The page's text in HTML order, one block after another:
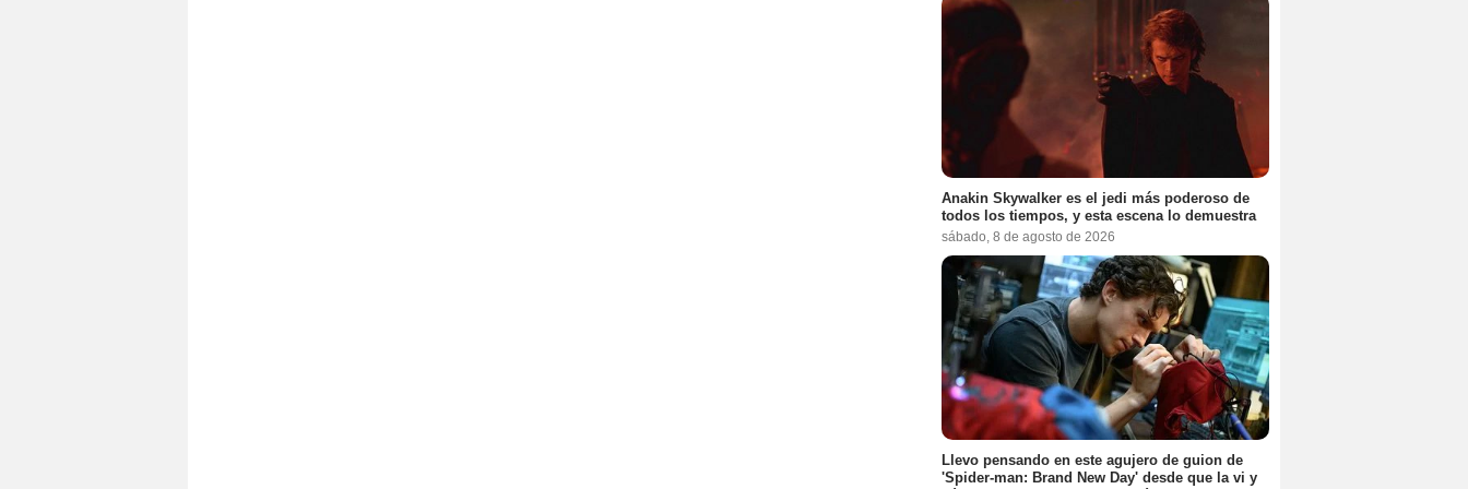
Anakin Skywalker es el jedi más poderoso de
todos los tiempos, y esta escena lo demuestra
sábado, 8 de agosto de 2026
Llevo pensando en este agujero de guion de
'Spider-man: Brand New Day' desde que la vi y